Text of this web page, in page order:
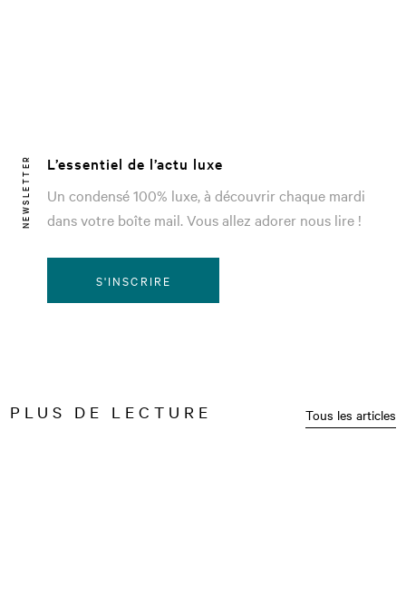
NEWSLETTER
L’essentiel de l’actu luxe
Un condensé 100% luxe, à découvrir chaque mardi
dans votre boîte mail. Vous allez adorer nous lire !
S'INSCRIRE
PLUS DE LECTURE Tous les articles